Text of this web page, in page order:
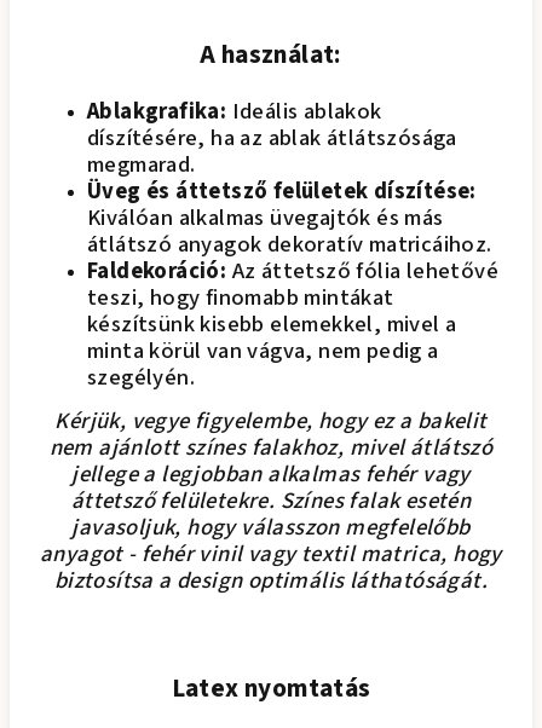
A használat:
Ablakgrafika: Ideális ablakok
díszítésére, ha az ablak átlátszósága
megmarad.
Üveg és áttetsző felületek díszítése:
Kiválóan alkalmas üvegajtók és más
átlátszó anyagok dekoratív matricáihoz.
Faldekoráció:Az áttetsző fólia lehetővé
teszi, hogy finomabb mintákat
készítsünk kisebb elemekkel, mivel a
minta körül van vágva, nem pedig a
szegélyén.
Kérjük, vegye figyelembe, hogy ez a bakelit
nem ajánlott színes falakhoz, mivel átlátszó
jellege a legjobban alkalmas fehér vagy
áttetsző felületekre. Színes falak esetén
javasoljuk, hogy válasszon megfelelőbb
anyagot - fehér vinil vagy textil matrica, hogy
biztosítsa a design optimális láthatóságát.
Latex nyomtatás